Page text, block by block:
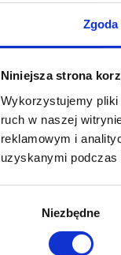
Zgoda
Niniejsza strona
Wykorzystujemy pliki
ruch w naszej
reklamowym i
uzyskanymi podczas
Niezbędne